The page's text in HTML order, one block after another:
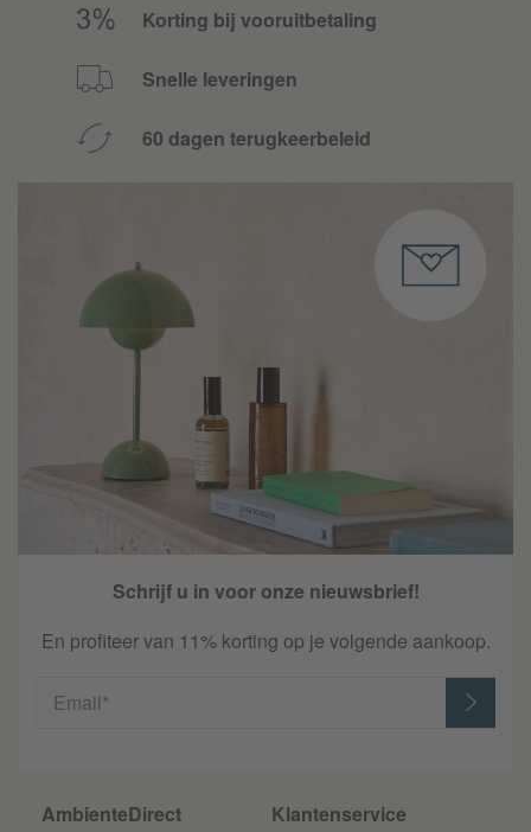
Korting bij vooruitbetaling
Snelle leveringen
60 dagen terugkeerbeleid
Schrijf u in voor onze nieuwsbrief!
En profiteer van 11% korting op je volgende aankoop.
Email*
AmbienteDirect
Klantenservice